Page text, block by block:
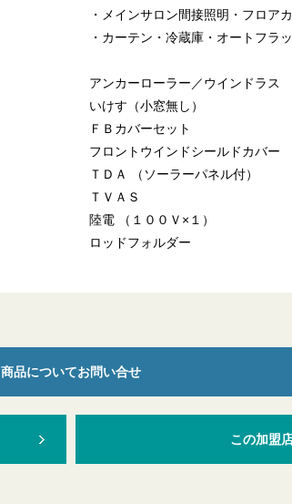
・メインサロン間接照明・フロア
・カーテン・冷蔵庫・オートフラ
アンカーローラー／ウインドラス
いけす（小窓無し）
ＦＢカバーセット
フロントウインドシールドカバー
ＴＤＡ （ソーラーパネル付）
ＴＶＡＳ
陸電 （１００Ｖ×１）
ロッドフォルダー
商品についてお問い合せ
この加盟